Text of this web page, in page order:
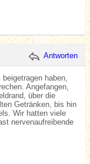
Antworten
haben,
Angefangen,
über die
Getränken, bis hin
Wir hatten viele
nervenaufreibende